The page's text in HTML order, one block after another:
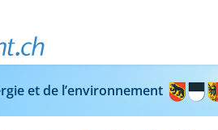
et de l’environnement